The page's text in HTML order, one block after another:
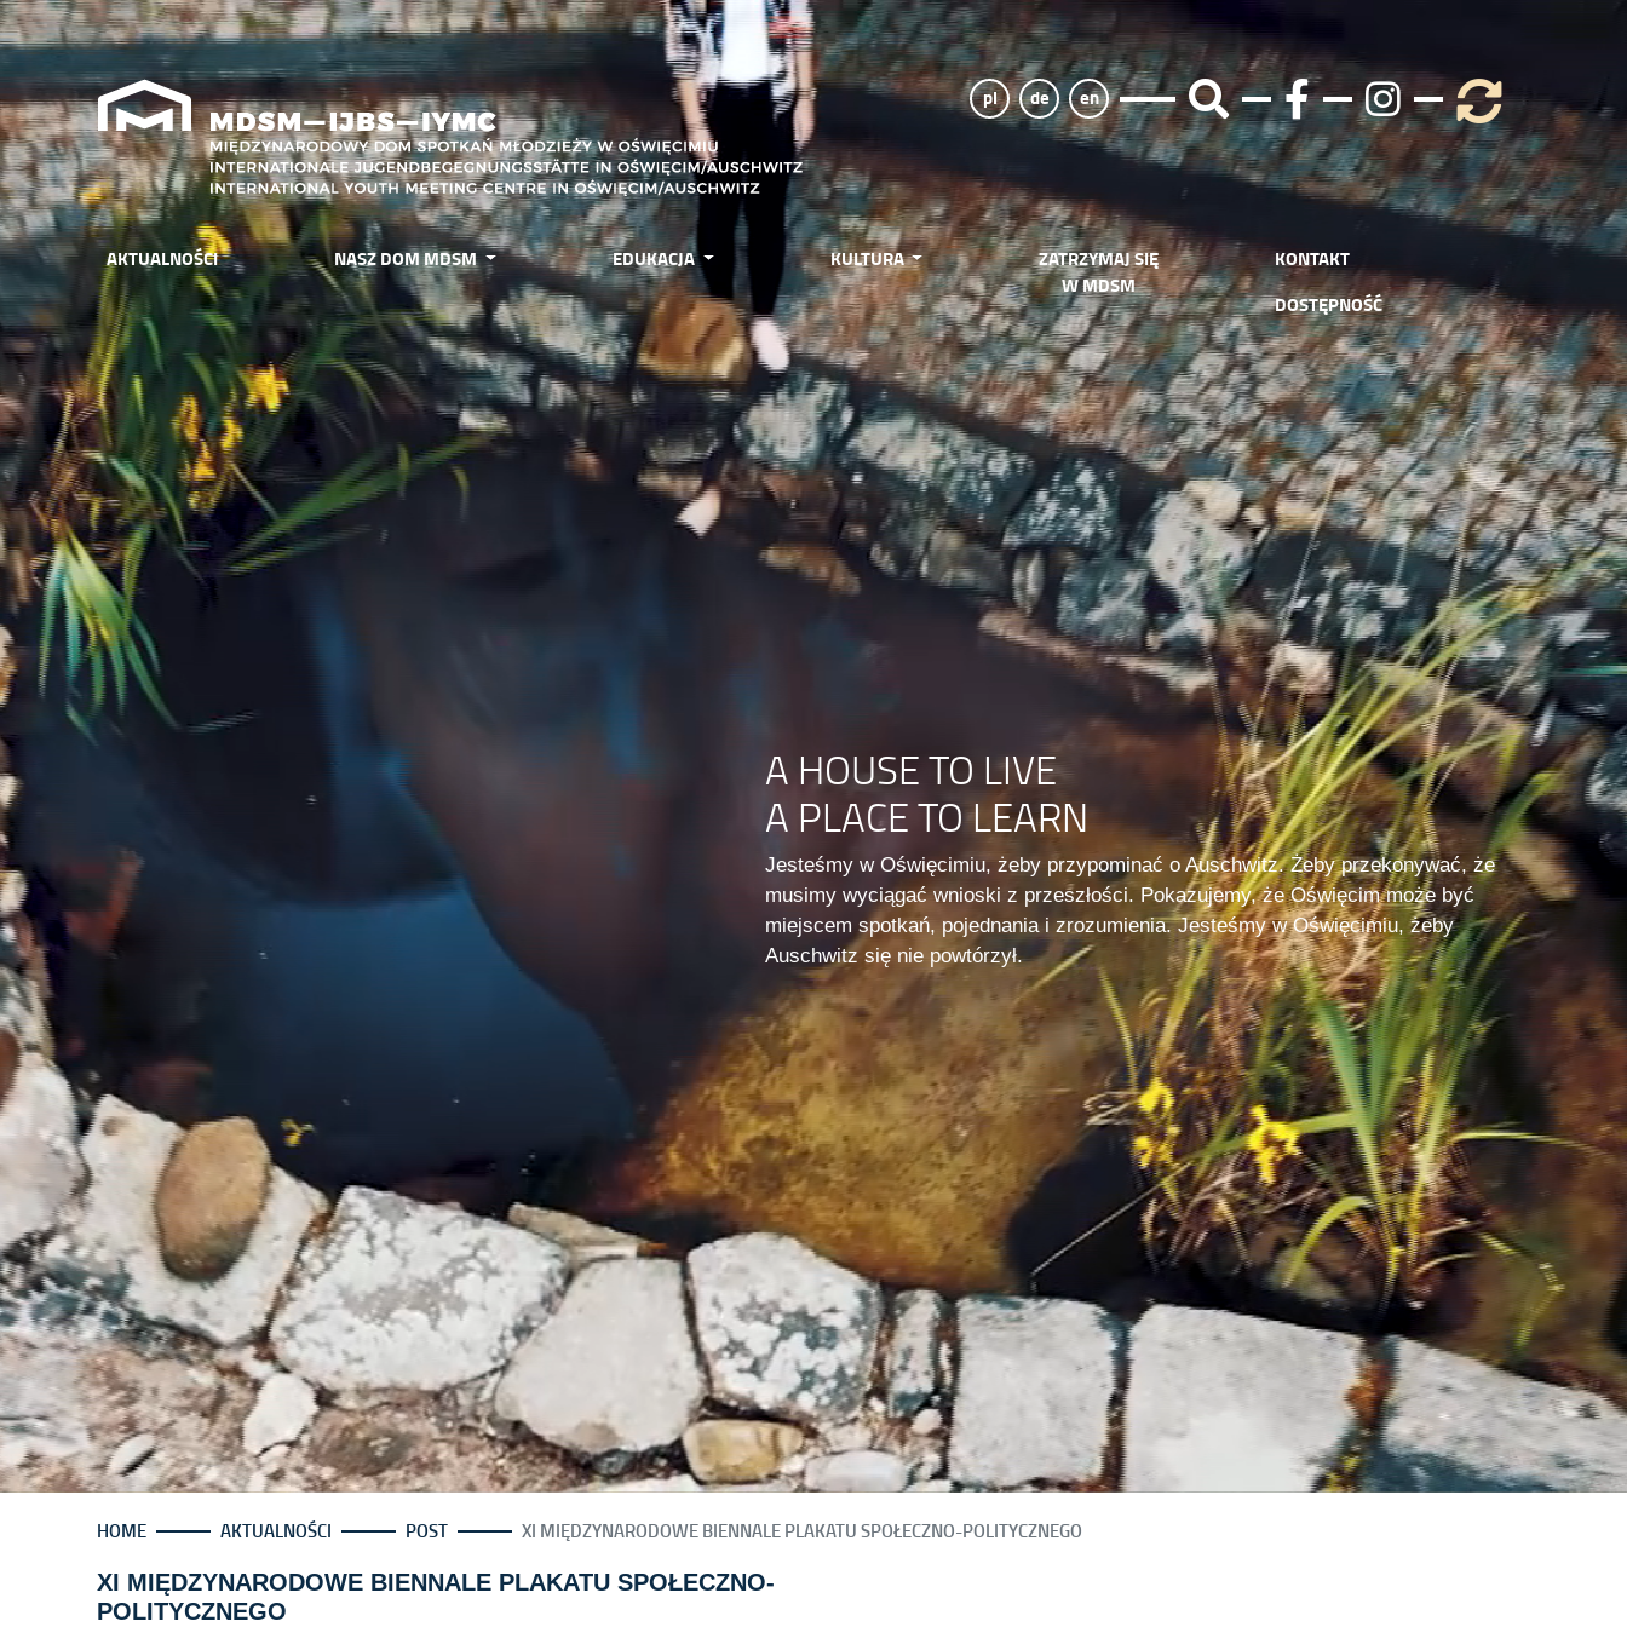
pl de en
AKTUALNOŚCI NASZ DOM MDSM EDUKACJA KULTURA
ZATRZYMAJ SIĘ
W MDSM
KONTAKT
DOSTĘPNOŚĆ
A HOUSE TO LIVE
A PLACE TO LEARN
Jesteśmy w Oświęcimiu, żeby przypominać o Auschwitz. Żeby przekonywać, że
musimy wyciągać wnioski z przeszłości. Pokazujemy, że Oświęcim może być
miejscem spotkań, pojednania i zrozumienia. Jesteśmy w Oświęcimiu, żeby
Auschwitz się nie powtórzył.
HOME AKTUALNOŚCI POST
XI MIĘDZYNARODOWE BIENNALE PLAKATU SPOŁECZNO-POLITYCZNEGO
XI MIĘDZYNARODOWE BIENNALE PLAKATU SPOŁECZNO-
POLITYCZNEGO